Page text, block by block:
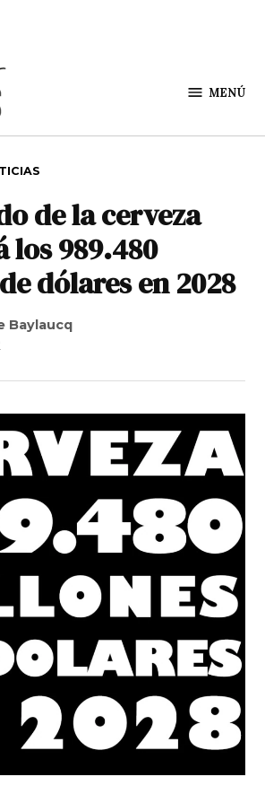
MENÚ
de la cerveza
los 989.480
dólares en 2028
Baylaucq